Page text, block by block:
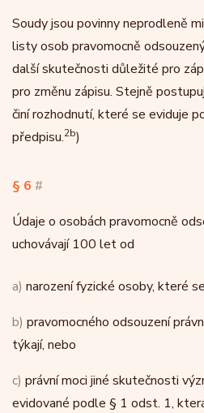
Soudy jsou povinny neprodleně
listy osob pravomocně
další skutečnosti důležité pro
pro změnu zápisu. Stejně
činí rozhodnutí, které se eviduje
předpisu.2b)
§ 6 #
Údaje o osobách pravomocně
uchovávají 100 let od
a) narození fyzické osoby, které
b) pravomocného odsouzení
týkají, nebo
c) právní moci jiné skutečnosti
evidované podle § 1 odst. 1,